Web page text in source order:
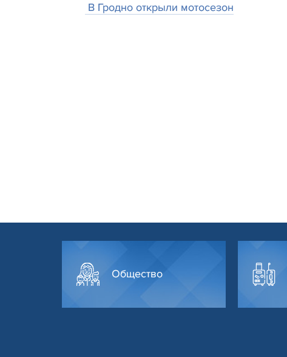
В Гродно открыли мотосезон
Общество